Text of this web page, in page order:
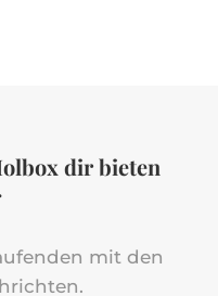
dir bieten
mit den